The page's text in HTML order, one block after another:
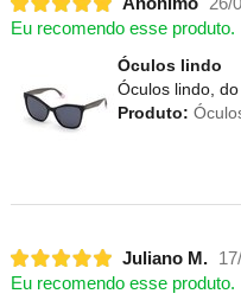
Eu recomendo esse produto.
Óculos lindo
Óculos lindo,
Produto:
Juliano M.
Eu recomendo esse produto.